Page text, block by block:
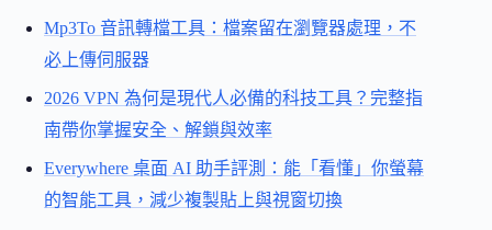
Mp3To 音訊轉檔工具：檔案留在瀏覽器處理，不
必上傳伺服器
2026 VPN 為何是現代人必備的科技工具？完整指
南帶你掌握安全、解鎖與效率
Everywhere 桌面 AI 助手評測：能「看懂」你螢幕
的智能工具，減少複製貼上與視窗切換